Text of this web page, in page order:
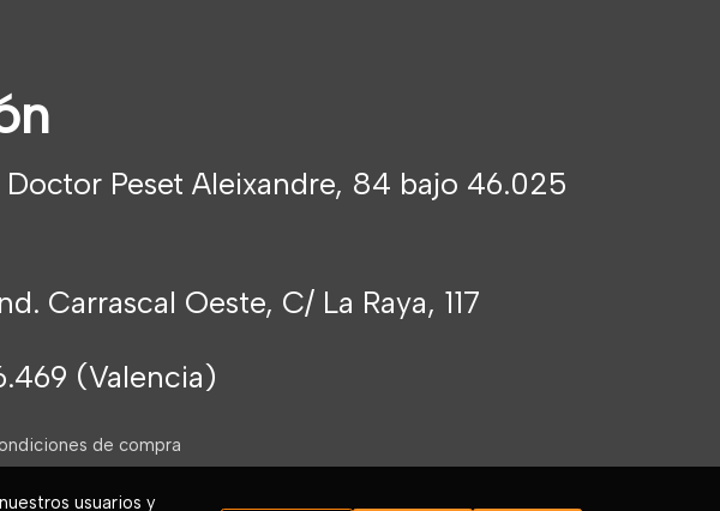
Doctor Peset Aleixandre, 84 bajo 46.025
Carrascal Oeste, C/ La Raya, 117
(Valencia)
de compra
usuarios y